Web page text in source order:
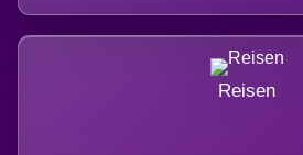
Reisen